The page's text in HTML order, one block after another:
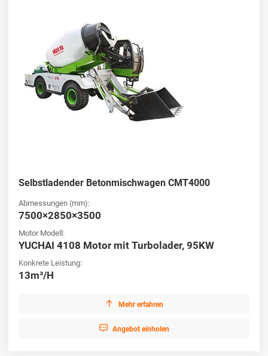
Selbstladender Betonmischwagen CMT4000
Abmessungen (mm):
7500×2850×3500
Motor Modell:
YUCHAI 4108 Motor mit Turbolader, 95KW
Konkrete Leistung:
13m³/H
 Mehr erfahren
 Angebot einholen